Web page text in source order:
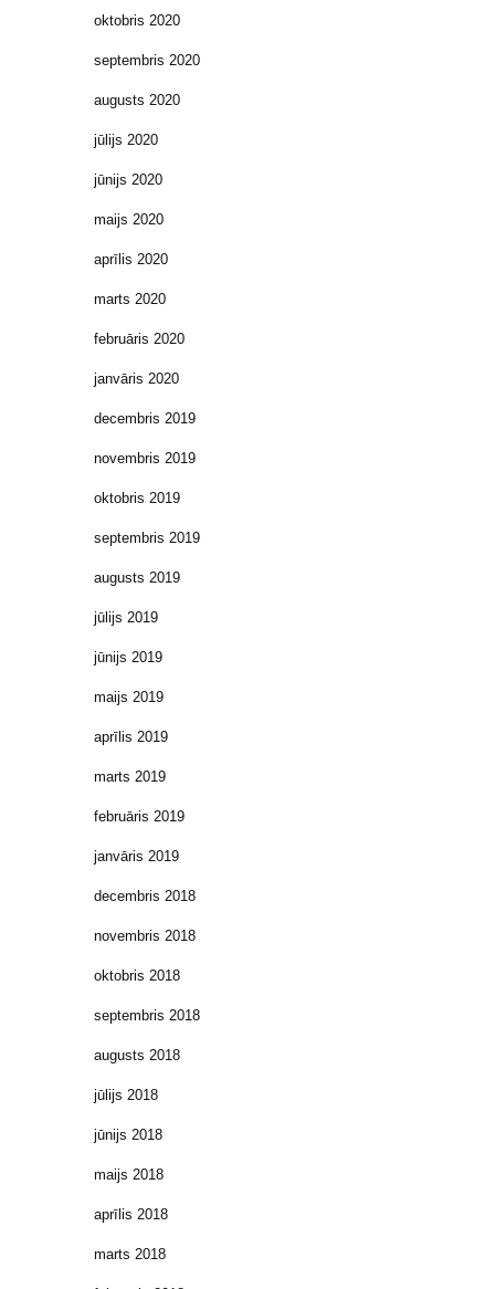
oktobris 2020
septembris 2020
augusts 2020
jūlijs 2020
jūnijs 2020
maijs 2020
aprīlis 2020
marts 2020
februāris 2020
janvāris 2020
decembris 2019
novembris 2019
oktobris 2019
septembris 2019
augusts 2019
jūlijs 2019
jūnijs 2019
maijs 2019
aprīlis 2019
marts 2019
februāris 2019
janvāris 2019
decembris 2018
novembris 2018
oktobris 2018
septembris 2018
augusts 2018
jūlijs 2018
jūnijs 2018
maijs 2018
aprīlis 2018
marts 2018